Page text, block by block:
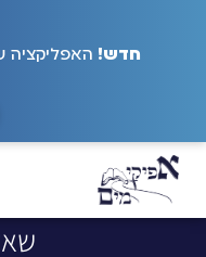
חדש! האפליקציה